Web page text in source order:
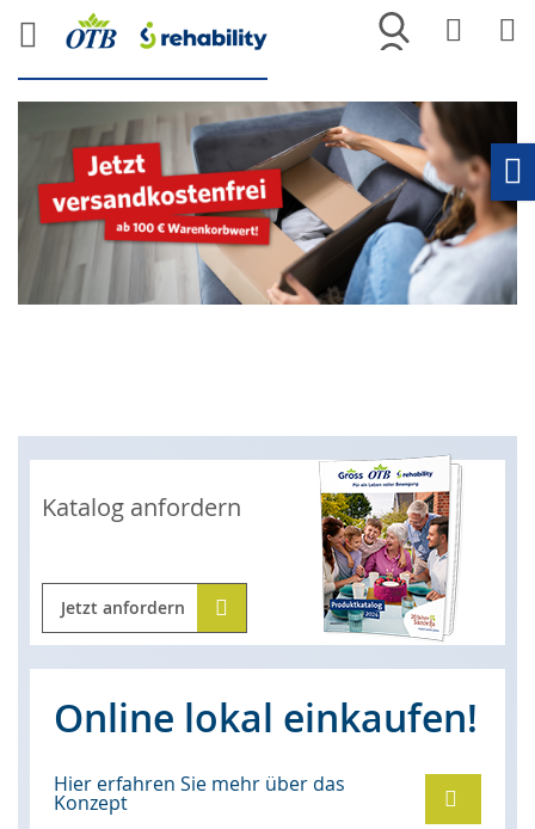
Merkliste
Katalog anfordern
Jetzt anfordern
Online lokal einkaufen!
Hier erfahren Sie mehr über das
Konzept